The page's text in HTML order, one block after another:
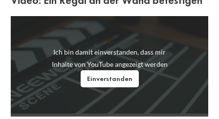
Ich bin damit einverstanden, dass mir
Inhalte von YouTube angezeigt werden
Einverstanden